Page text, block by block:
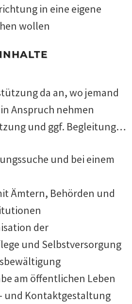
in eine eigene
wollen
INHALTE
da an, wo jemand
Anspruch nehmen
und ggf. Begleitung…
und bei einem
Ämtern, Behörden und
der
und Selbstversorgung
am öffentlichen Leben
und Kontaktgestaltung